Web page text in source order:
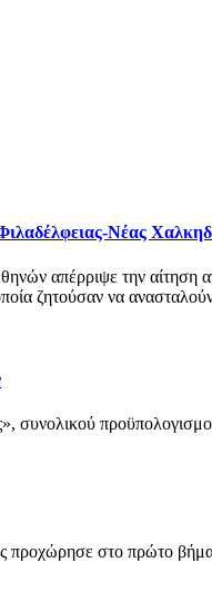
Νέας
απέρριψε την αίτηση
ζητούσαν να ανασταλούν
συνολικού
στο πρώτο βήμα